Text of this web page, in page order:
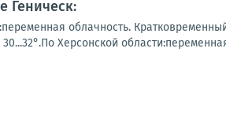
Геническ:
облачность.
Херсонской